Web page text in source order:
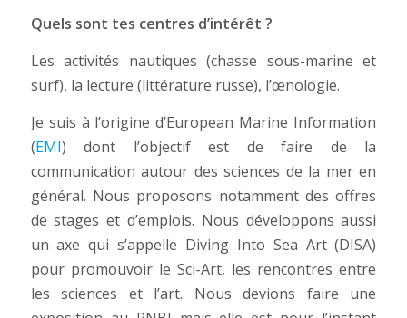
Quels sont tes centres d’intérêt ?
Les activités nautiques (chasse sous-marine et
surf), la lecture (littérature russe), l’œnologie.
Je suis à l’origine d’European Marine Information
(EMI) dont l’objectif est de faire de la
communication autour des sciences de la mer en
général. Nous proposons notamment des offres
de stages et d’emplois. Nous développons aussi
un axe qui s’appelle Diving Into Sea Art (DISA)
pour promouvoir le Sci-Art, les rencontres entre
les sciences et l’art. Nous devions faire une